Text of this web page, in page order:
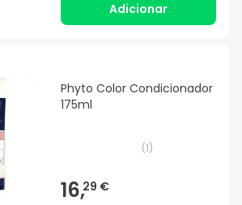
Adicionar
Phyto Color Condicionador
175ml
(1)
16,29 €